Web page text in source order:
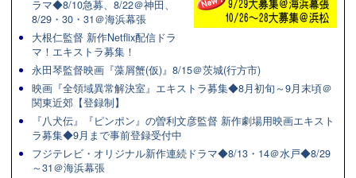
ラマ◆8/10急募、8/22＠神田、
8/29・30・31＠海浜幕張
大根仁監督 新作Netflix配信ドラ
マ！エキストラ募集！
永田琴監督映画『藻屑蟹(仮)』8/15＠茨城(行方市)
映画『全領域異常解決室』エキストラ募集◆8月初旬～9月末頃＠
関東近郊【登録制】
『八犬伝』『ピンポン』の曽利文彦監督 新作劇場用映画エキスト
ラ募集◆9月まで事前登録受付中
フジテレビ・オリジナル新作連続ドラマ◆8/13・14＠水戸◆8/29
～31＠海浜幕張